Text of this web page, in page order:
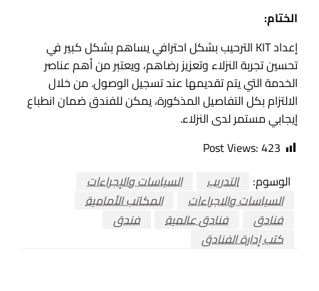
الختام:
إعداد KIT الترحيب بشكل احترافي يساهم بشكل كبير في
تحسين تجربة النزلاء وتعزيز رضاهم، ويعتبر من أهم عناصر
الخدمة التي يتم تقديمها عند تسجيل الوصول. من خلال
الالتزام بكل التفاصيل المذكورة، يمكن للفندق ضمان انطباع
إيجابي مستمر لدى النزلاء.
Post Views:423
الوسوم:
التدريب
السياسات والإجراءات
السياسات والاجراءات
المكاتب الأمامية
فنادق
فنادق عالمية
فندق
كتب إدارة الفنادق